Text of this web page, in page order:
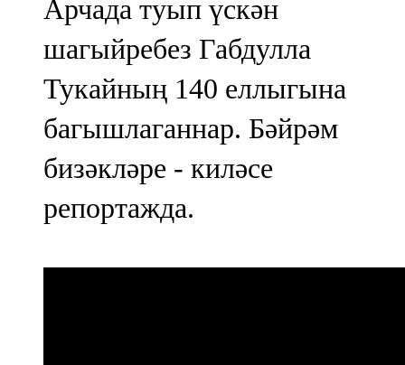
Арчада туып үскән
шагыйребез Габдулла
Тукайның 140 еллыгына
багышлаганнар. Бәйрәм
бизәкләре - киләсе
репортажда.